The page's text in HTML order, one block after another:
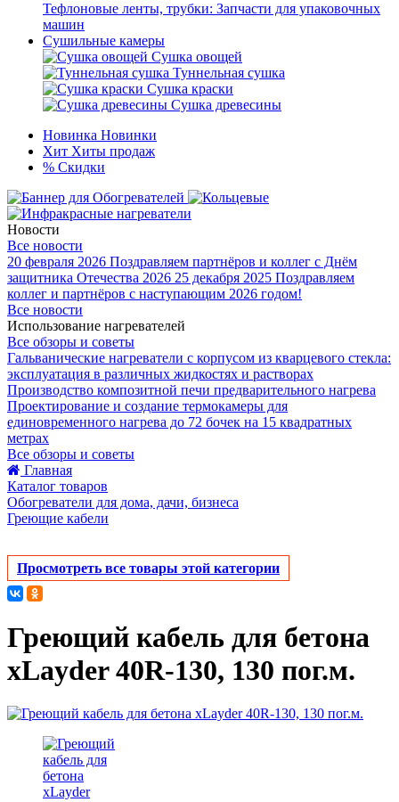
Тефлоновые ленты, трубки: Запчасти для упаковочных
машин
Сушильные камеры
Сушка овощей
Туннельная сушка
Сушка краски
Сушка древесины
Новинка Новинки
Хит Хиты продаж
% Скидки
Новости
Все новости
20 февраля 2026 Поздравляем партнёров и коллег с Днём
защитника Отечества 2026 25 декабря 2025 Поздравляем
коллег и партнёров с наступающим 2026 годом!
Все новости
Использование нагревателей
Все обзоры и советы
Гальванические нагреватели с корпусом из кварцевого стекла:
эксплуатация в различных жидкостях и растворах
Производство композитной печи предварительного нагрева
Проектирование и создание термокамеры для
единовременного нагрева до 72 бочек на 15 квадратных
метрах
Все обзоры и советы
Главная
Каталог товаров
Обогреватели для дома, дачи, бизнеса
Греющие кабели
Просмотреть все товары этой категории
Греющий кабель для бетона
xLayder 40R-130, 130 пог.м.